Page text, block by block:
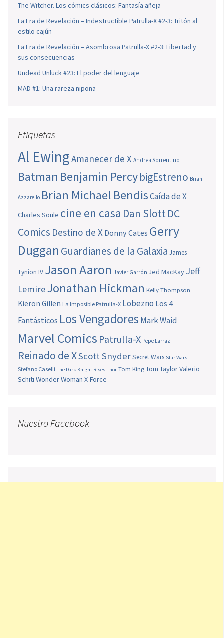
The Witcher. Los cómics clásicos: Fantasía añeja
La Era de Revelación – Indestructible Patrulla-X #2-3: Tritón al
estilo cajún
La Era de Revelación – Asombrosa Patrulla-X #2-3: Libertad y
sus consecuencias
Undead Unluck #23: El poder del lenguaje
MAD #1: Una rareza nipona
Etiquetas
Al EwingAmanecer de X Andrea Sorrentino
Batman Benjamin PercybigEstreno Brian
Azzarello Brian Michael BendisCaída de X
Charles Soule cine en casa Dan SlottDC
Comics Destino de X Donny Cates Gerry
Duggan Guardianes de la Galaxia James
Tynion IV Jason Aaron Javier Garrón Jed MacKay Jeff
LemireJonathan Hickman Kelly Thompson
Kieron Gillen La Imposible Patrulla-X Lobezno Los 4
Fantásticos Los Vengadores Mark Waid
Marvel Comics Patrulla-X Pepe Larraz
Reinado de XScott SnyderSecret Wars Star Wars
Stefano Caselli The Dark Knight Rises Thor Tom King Tom TaylorValerio
Schiti Wonder Woman X-Force
Nuestro Facebook